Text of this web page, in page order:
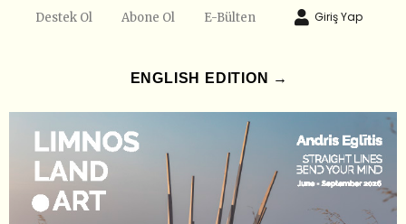
Destek Ol Abone Ol E-Bülten Giriş Yap
ENGLISH EDITION →